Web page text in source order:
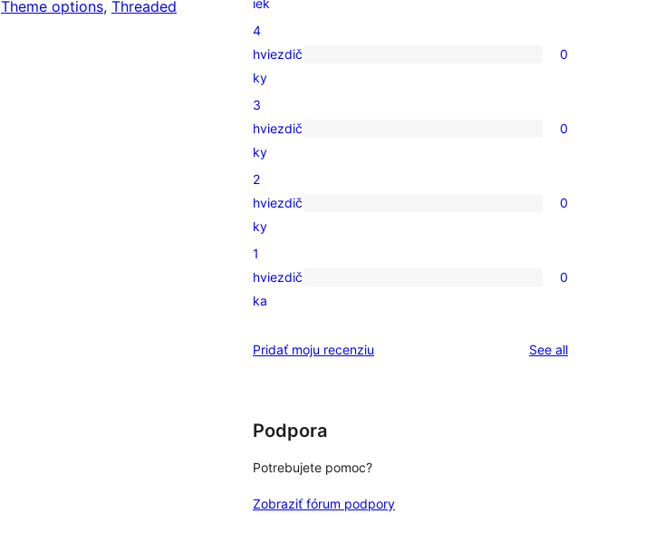
Theme options, Threaded
recenzia
s
5-
hviezdičkovým
hodnotením
0
recenzií
s
4-
hviezdičkovým
hodnotením
4
hviezdič
ky
0
0
recenzií
s
3-
hviezdičkovým
hodnotením
3
hviezdič
ky
0
0
recenzií
s
2-
hviezdičkovým
2
hviezdič
ky
0
0
recenzií
1-
1
hviezdič
ka
0
Pridať moju recenziu See allreviews
Podpora
Potrebujete pomoc?
Zobraziť fórum podpory